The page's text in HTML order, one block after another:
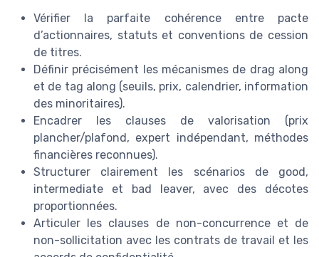
Vérifier la parfaite cohérence entre pacte
d’actionnaires, statuts et conventions de cession
de titres.
Définir précisément les mécanismes de drag along
et de tag along (seuils, prix, calendrier, information
des minoritaires).
Encadrer les clauses de valorisation (prix
plancher/plafond, expert indépendant, méthodes
financières reconnues).
Structurer clairement les scénarios de good,
intermediate et bad leaver, avec des décotes
proportionnées.
Articuler les clauses de non-concurrence et de
non-sollicitation avec les contrats de travail et les